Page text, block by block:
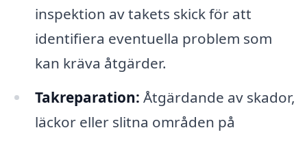
inspektion av takets skick för att
identifiera eventuella problem som
kan kräva åtgärder.
Takreparation: Åtgärdande av skador,
läckor eller slitna områden på